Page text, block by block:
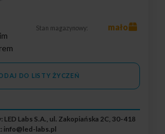
Stan magazynowy: mało
DO LISTY ŻYCZEŃ
Labs S.A., ul. Zakopiańska 2C, 30-418
info@led-labs.pl